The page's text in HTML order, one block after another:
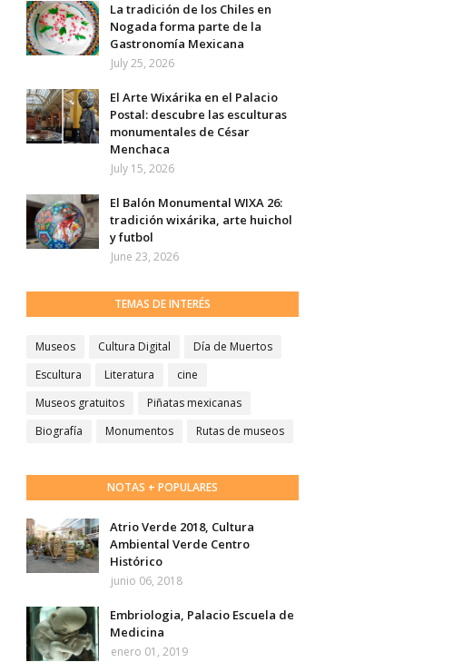
La tradición de los Chiles en
Nogada forma parte de la
Gastronomía Mexicana
July 25, 2026
El Arte Wixárika en el Palacio
Postal: descubre las esculturas
monumentales de César
Menchaca
July 15, 2026
El Balón Monumental WIXA 26:
tradición wixárika, arte huichol
y futbol
June 23, 2026
TEMAS DE INTERÉS
Museos Cultura Digital
Día de Muertos
Escultura
Literatura
cine
Museos gratuitos
Piñatas mexicanas
Biografía
Monumentos Rutas de museos
NOTAS + POPULARES
Atrio Verde 2018, Cultura
Ambiental Verde Centro
Histórico
junio 06, 2018
Embriologia, Palacio Escuela de
Medicina
enero 01, 2019